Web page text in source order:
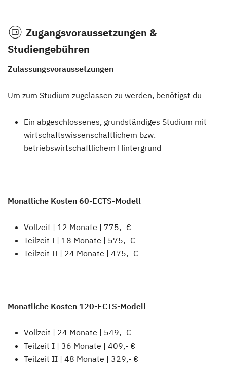
Zugangsvoraussetzungen &
Studiengebühren
Zulassungsvoraussetzungen
Um zum Studium zugelassen zu werden, benötigst du
Ein abgeschlossenes, grundständiges Studium mit
wirtschaftswissenschaftlichem bzw.
betriebswirtschaftlichem Hintergrund
Monatliche Kosten 60-ECTS-Modell
Vollzeit | 12 Monate | 775,- €
Teilzeit I | 18 Monate | 575,- €
Teilzeit II | 24 Monate | 475,- €
Monatliche Kosten 120-ECTS-Modell
Vollzeit | 24 Monate | 549,- €
Teilzeit I | 36 Monate | 409,- €
Teilzeit II | 48 Monate | 329,- €